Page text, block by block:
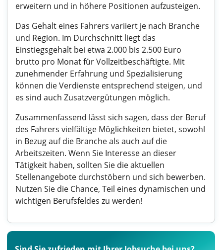
erweitern und in höhere Positionen aufzusteigen.
Das Gehalt eines Fahrers variiert je nach Branche
und Region. Im Durchschnitt liegt das
Einstiegsgehalt bei etwa 2.000 bis 2.500 Euro
brutto pro Monat für Vollzeitbeschäftigte. Mit
zunehmender Erfahrung und Spezialisierung
können die Verdienste entsprechend steigen, und
es sind auch Zusatzvergütungen möglich.
Zusammenfassend lässt sich sagen, dass der Beruf
des Fahrers vielfältige Möglichkeiten bietet, sowohl
in Bezug auf die Branche als auch auf die
Arbeitszeiten. Wenn Sie Interesse an dieser
Tätigkeit haben, sollten Sie die aktuellen
Stellenangebote durchstöbern und sich bewerben.
Nutzen Sie die Chance, Teil eines dynamischen und
wichtigen Berufsfeldes zu werden!